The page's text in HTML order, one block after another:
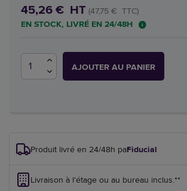
45,26 € HT (47,75 € TTC)
EN STOCK, LIVRÉ EN 24/48H
AJOUTER AU PANIER
Produit livré en 24/48h parFiducial
Livraison à l'étage ou au bureau inclus.**